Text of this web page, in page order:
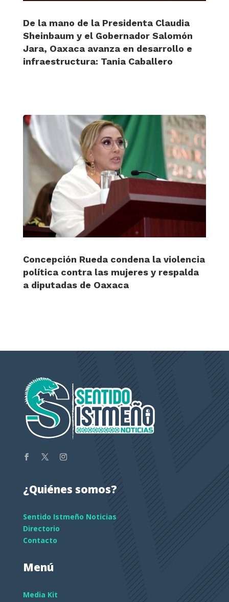
De la mano de la Presidenta Claudia
Sheinbaum y el Gobernador Salomón
Jara, Oaxaca avanza en desarrollo e
infraestructura: Tania Caballero
Concepción Rueda condena la violencia
política contra las mujeres y respalda
a diputadas de Oaxaca
¿Quiénes somos?
Sentido Istmeño Noticias
Directorio
Contacto
Menú
Media Kit